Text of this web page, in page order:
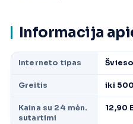
Informacija
Interneto tipas
Greitis iki
Kaina su 24 mėn.
sutartimi
12,90